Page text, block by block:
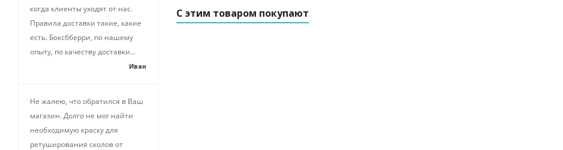
С этим товаром покупают
когда клиенты уходят от нас.
Правила доставки такие, какие
есть. Боксбберри, по нашему
опыту, по качеству доставки...
Иван
Не жалею, что обратился в Ваш
магазин. Долго не мог найти
необходимую краску для
ретуширования сколов от